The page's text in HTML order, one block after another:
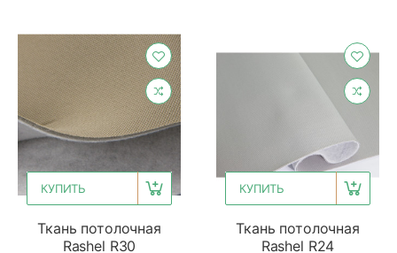
КУПИТЬ
Ткань потолочная
Rashel R30
КУПИТЬ
Ткань потолочная
Rashel R24